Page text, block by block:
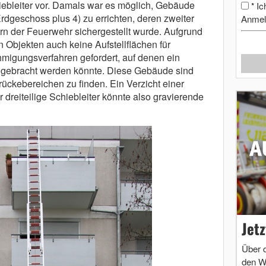
vor. Damals war es möglich, Gebäude
plus 4) zu errichten, deren zweiter
der Feuerwehr sichergestellt wurde. Aufgrund
Objekten auch keine Aufstellflächen für
gefordert, auf denen ein
werden könnte. Diese Gebäude sind
zu finden. Ein Verzicht einer
dreiteilige Schiebleiter könnte also gravierende
*
Über
den